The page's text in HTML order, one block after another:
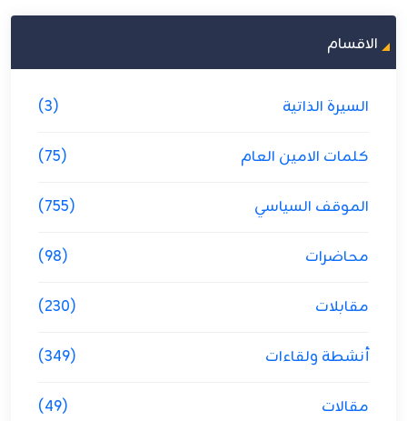
الاقسام
السيرة الذاتية (3)
كلمات الامين العام (75)
الموقف السياسي (755)
محاضرات (98)
مقابلات (230)
أنشطة ولقاءات (349)
مقالات (49)